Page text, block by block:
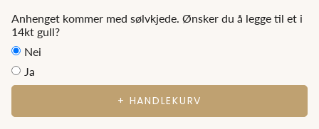
Anhenget kommer med sølvkjede. Ønsker du å legge til et i
14kt gull?
Nei
Ja
+ HANDLEKURV